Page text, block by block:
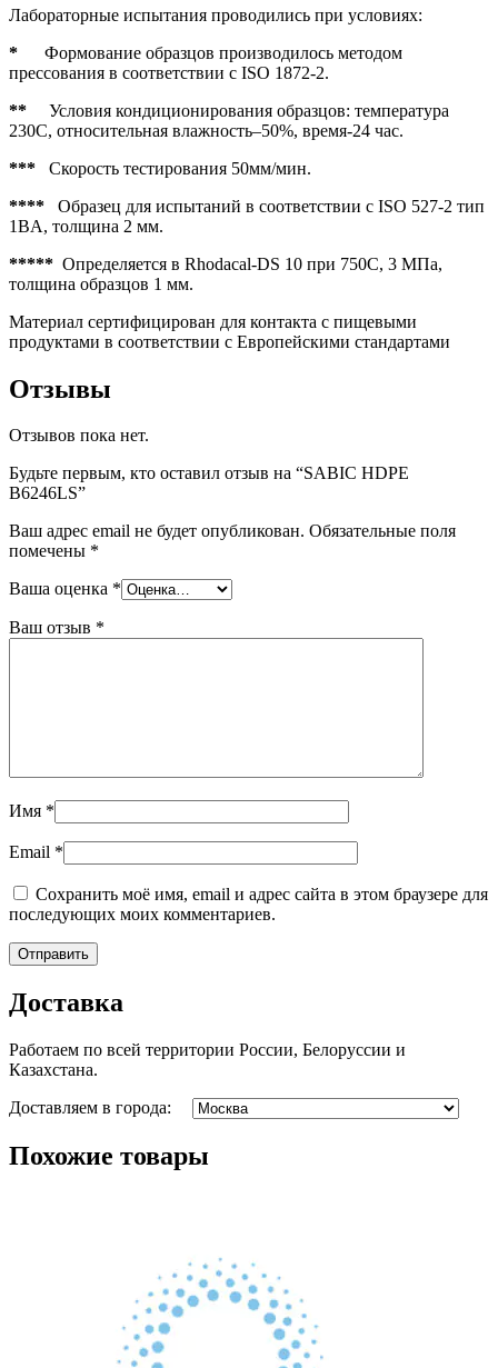
Лабораторные испытания проводились при условиях:
*
Формование образцов производилось методом
прессования в соответствии с ISO 1872-2.
**
Условия кондиционирования образцов: температура
230C, относительная влажность–50%, время-24 час.
*** Скорость тестирования 50мм/мин.
****
Образец для испытаний в соответствии с ISO 527-2 тип
1BA, толщина 2 мм.
***** Определяется в Rhodacal-DS 10 при 750C, 3 МПа,
толщина образцов 1 мм.
Материал сертифицирован для контакта с пищевыми
продуктами в соответствии с Европейскими стандартами
Отзывы
Отзывов пока нет.
Будьте первым, кто оставил отзыв на “SABIC HDPE
B6246LS”
Ваш адрес email не будет опубликован. Обязательные поля
помечены *
Ваша оценка *
Ваш отзыв *
Имя *
Email *
Сохранить моё имя, email и адрес сайта в этом браузере для
последующих моих комментариев.
Доставка
Работаем по всей территории России, Белоруссии и
Казахстана.
Доставляем в города:
Похожие товары